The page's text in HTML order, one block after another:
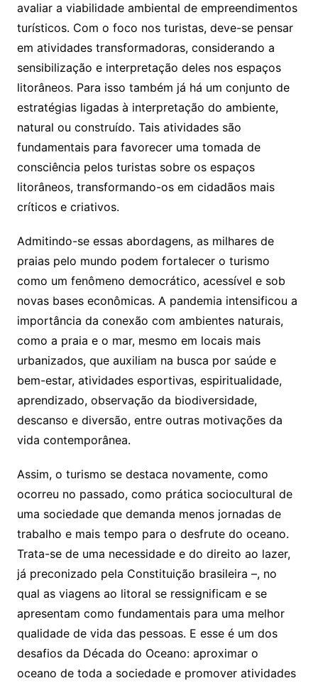
avaliar a viabilidade ambiental de empreendimentos
turísticos. Com o foco nos turistas, deve-se pensar
em atividades transformadoras, considerando a
sensibilização e interpretação deles nos espaços
litorâneos. Para isso também já há um conjunto de
estratégias ligadas à interpretação do ambiente,
natural ou construído. Tais atividades são
fundamentais para favorecer uma tomada de
consciência pelos turistas sobre os espaços
litorâneos, transformando-os em cidadãos mais
críticos e criativos.
Admitindo-se essas abordagens, as milhares de
praias pelo mundo podem fortalecer o turismo
como um fenômeno democrático, acessível e sob
novas bases econômicas. A pandemia intensificou a
importância da conexão com ambientes naturais,
como a praia e o mar, mesmo em locais mais
urbanizados, que auxiliam na busca por saúde e
bem-estar, atividades esportivas, espiritualidade,
aprendizado, observação da biodiversidade,
descanso e diversão, entre outras motivações da
vida contemporânea.
Assim, o turismo se destaca novamente, como
ocorreu no passado, como prática sociocultural de
uma sociedade que demanda menos jornadas de
trabalho e mais tempo para o desfrute do oceano.
Trata-se de uma necessidade e do direito ao lazer,
já preconizado pela Constituição brasileira –, no
qual as viagens ao litoral se ressignificam e se
apresentam como fundamentais para uma melhor
qualidade de vida das pessoas. E esse é um dos
desafios da Década do Oceano: aproximar o
oceano de toda a sociedade e promover atividades